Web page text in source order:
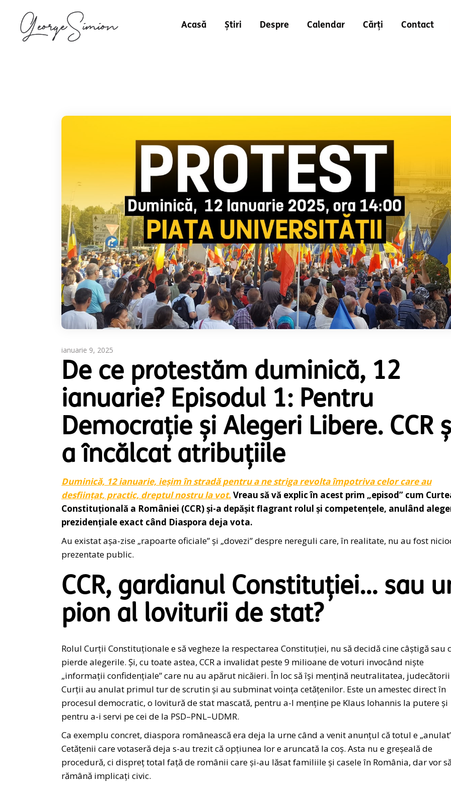
Acasă Știri Despre Calendar Cărți Contact
ianuarie 9, 2025
De ce protestăm duminică, 12
ianuarie? Episodul 1: Pentru
Democrație și Alegeri Libere. CCR
a încălcat atribuțiile
Duminică, 12 ianuarie, ieșim în stradă pentru a ne striga revolta împotriva celor care au
desființat, practic, dreptul nostru la vot.Vreau să vă explic în acest prim „episod” cum
Constituțională a României (CCR) și-a depășit flagrant rolul și competențele, anulând
prezidențiale exact când Diaspora deja vota.
Au existat așa-zise „rapoarte oficiale” și „dovezi” despre nereguli care, în realitate, nu au fost
prezentate public.
CCR, gardianul Constituției… sau
pion al loviturii de stat?
Rolul Curții Constituționale e să vegheze la respectarea Constituției, nu să decidă cine câștigă sau
pierde alegerile. Și, cu toate astea, CCR a invalidat peste 9 milioane de voturi invocând niște
„informații confidențiale” care nu au apărut nicăieri. În loc să își mențină neutralitatea, judecătorii
Curții au anulat primul tur de scrutin și au subminat voința cetățenilor. Este un amestec direct în
procesul democratic, o lovitură de stat mascată, pentru a-l menține pe Klaus Iohannis la putere și
pentru a-i servi pe cei de la PSD–PNL–UDMR.
Ca exemplu concret, diaspora românească era deja la urne când a venit anunțul că totul e
Cetățenii care votaseră deja s-au trezit că opțiunea lor e aruncată la coș. Asta nu e greșeală de
procedură, ci dispreț total față de românii care și-au lăsat familiile și casele în România, dar vor să
rămână implicați civic.